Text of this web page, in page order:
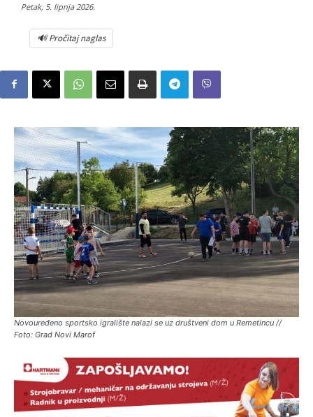
Petak, 5. lipnja 2026.
🔊 Pročitaj naglas
Novouređeno sportsko igralište nalazi se uz društveni dom u Remetincu //
Foto: Grad Novi Marof